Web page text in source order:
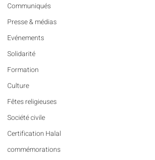
Communiqués
Presse & médias
Evénements
Solidarité
Formation
Culture
Fêtes religieuses
Société civile
Certification Halal
commémorations